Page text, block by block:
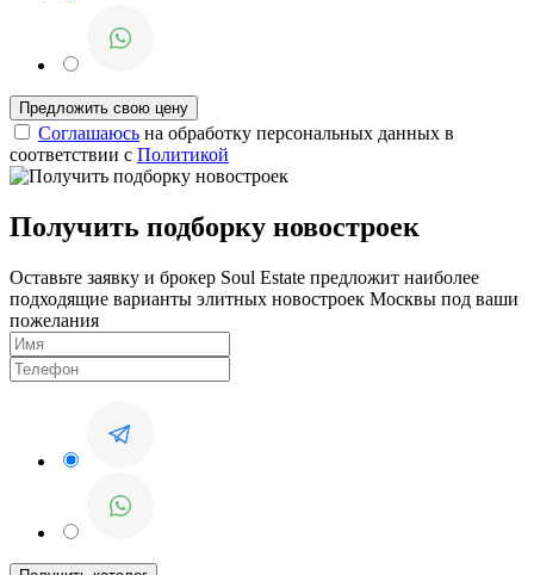
Соглашаюсь на обработку персональных данных в
соответствии с Политикой
Получить подборку новостроек
Оставьте заявку и брокер Soul Estate предложит наиболее
подходящие варианты элитных новостроек Москвы под ваши
пожелания